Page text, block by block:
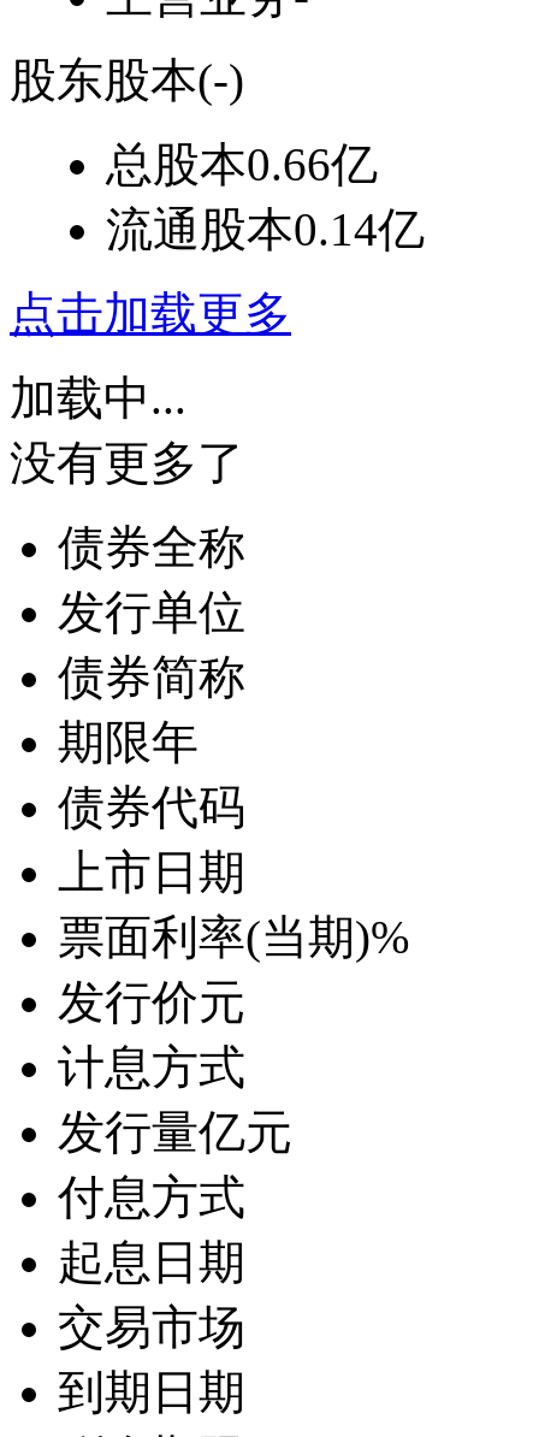
股东股本(-)
总股本0.66亿
流通股本0.14亿
点击加载更多
加载中...
没有更多了
债券全称
发行单位
债券简称
期限年
债券代码
上市日期
票面利率(当期)%
发行价元
计息方式
发行量亿元
付息方式
起息日期
交易市场
到期日期